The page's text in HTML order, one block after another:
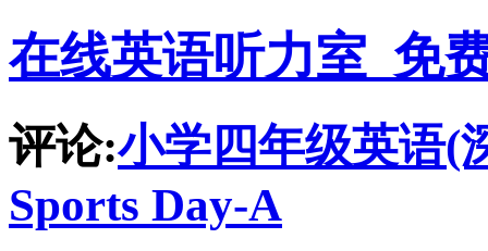
在线英语听力室_免
评论:小学四年级英语(
Sports Day-A